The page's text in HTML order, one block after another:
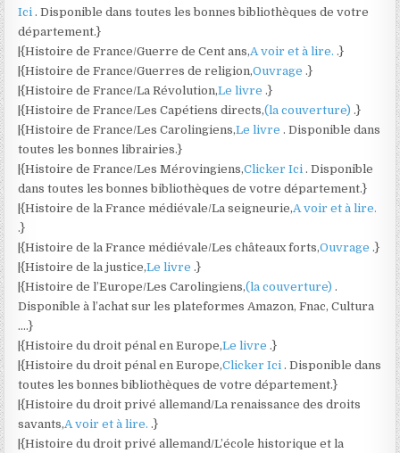
Ici. Disponible dans toutes les bonnes bibliothèques de votre
département.}
|{Histoire de France/Guerre de Cent ans,A voir et à lire..}
|{Histoire de France/Guerres de religion,Ouvrage.}
|{Histoire de France/La Révolution,Le livre.}
|{Histoire de France/Les Capétiens directs,(la couverture).}
|{Histoire de France/Les Carolingiens,Le livre. Disponible dans
toutes les bonnes librairies.}
|{Histoire de France/Les Mérovingiens,Clicker Ici. Disponible
dans toutes les bonnes bibliothèques de votre département.}
|{Histoire de la France médiévale/La seigneurie,A voir et à lire.
.}
|{Histoire de la France médiévale/Les châteaux forts,Ouvrage.}
|{Histoire de la justice,Le livre.}
|{Histoire de l’Europe/Les Carolingiens,(la couverture).
Disponible à l’achat sur les plateformes Amazon, Fnac, Cultura
….}
|{Histoire du droit pénal en Europe,Le livre.}
|{Histoire du droit pénal en Europe,Clicker Ici. Disponible dans
toutes les bonnes bibliothèques de votre département.}
|{Histoire du droit privé allemand/La renaissance des droits
savants,A voir et à lire..}
|{Histoire du droit privé allemand/L’école historique et la